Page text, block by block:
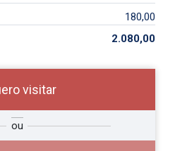
180,00
2.080,00
visitar
ou
dia e horário para
você?